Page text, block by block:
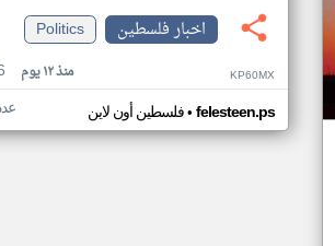
اخبار فلسطين
Politics
منذ ١٢ يوم KP60MX
فلسطين أون لاين• felesteen.ps